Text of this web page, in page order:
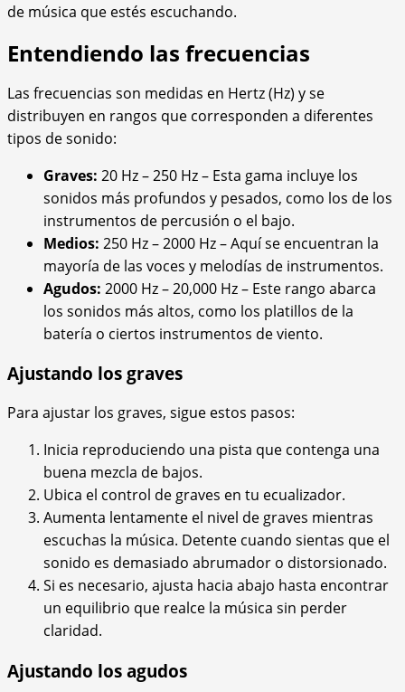
de música que estés escuchando.
Entendiendo las frecuencias
Las frecuencias son medidas en Hertz (Hz) y se
distribuyen en rangos que corresponden a diferentes
tipos de sonido:
Graves: 20 Hz – 250 Hz – Esta gama incluye los
sonidos más profundos y pesados, como los de los
instrumentos de percusión o el bajo.
Medios: 250 Hz – 2000 Hz – Aquí se encuentran la
mayoría de las voces y melodías de instrumentos.
Agudos: 2000 Hz – 20,000 Hz – Este rango abarca
los sonidos más altos, como los platillos de la
batería o ciertos instrumentos de viento.
Ajustando los graves
Para ajustar los graves, sigue estos pasos:
Inicia reproduciendo una pista que contenga una
buena mezcla de bajos.
Ubica el control de graves en tu ecualizador.
Aumenta lentamente el nivel de graves mientras
escuchas la música. Detente cuando sientas que el
sonido es demasiado abrumador o distorsionado.
Si es necesario, ajusta hacia abajo hasta encontrar
un equilibrio que realce la música sin perder
claridad.
Ajustando los agudos